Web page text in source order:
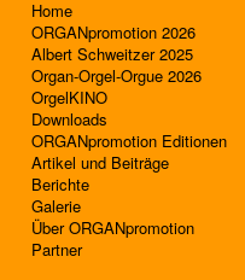
Home
ORGANpromotion 2026
Albert Schweitzer 2025
Organ-Orgel-Orgue 2026
OrgelKINO
Downloads
ORGANpromotion Editionen
Artikel und Beiträge
Berichte
Galerie
Über ORGANpromotion
Partner